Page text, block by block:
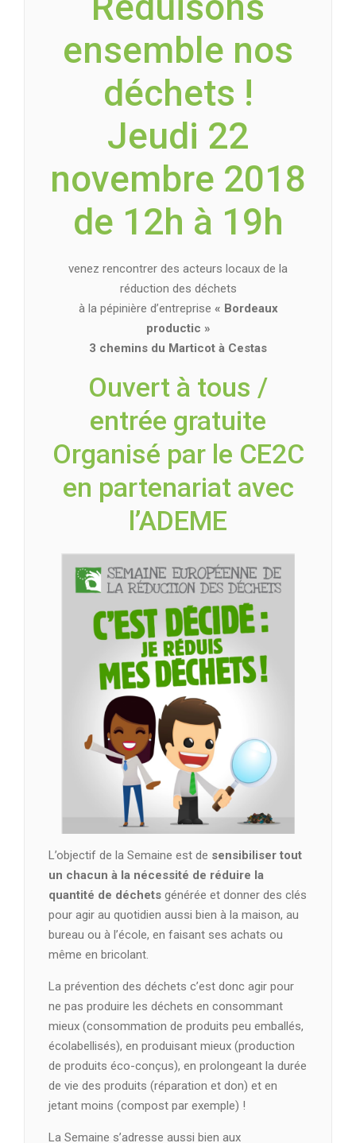
ensemble nos
déchets !
Jeudi 22
novembre 2018
de 12h à 19h
venez rencontrer des acteurs locaux de la
réduction des déchets
à la pépinière d’entreprise « Bordeaux
productic »
3 chemins du Marticot à Cestas
Ouvert à tous /
entrée gratuite
Organisé par le CE2C
en partenariat avec
l’ADEME
L’objectif de la Semaine est de sensibiliser tout
un chacun à la nécessité de réduire la
quantité de déchets générée et donner des clés
pour agir au quotidien aussi bien à la maison, au
bureau ou à l’école, en faisant ses achats ou
même en bricolant.
La prévention des déchets c’est donc agir pour
ne pas produire les déchets en consommant
mieux (consommation de produits peu emballés,
écolabellisés), en produisant mieux (production
de produits éco-conçus), en prolongeant la durée
de vie des produits (réparation et don) et en
jetant moins (compost par exemple) !
La Semaine s’adresse aussi bien aux